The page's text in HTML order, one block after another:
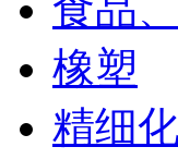
橡塑
精细